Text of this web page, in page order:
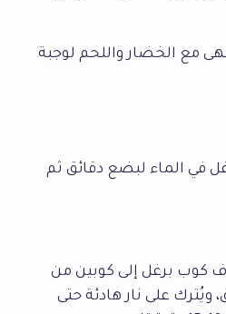
مع الخضار واللحم لوجبة
في الماء لبضع دقائق ثم
كوب برغل إلى كوبين من
ويُترك على نار هادئة حتى